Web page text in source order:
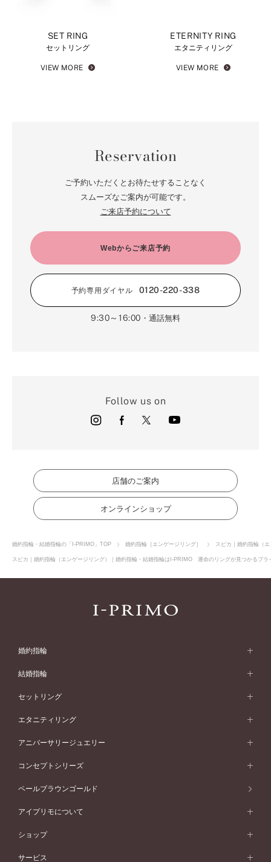
SET RING
セットリング
VIEW MORE
ETERNITY RING
エタニティリング
VIEW MORE
Reservation
ご予約いただくとお待たせすることなく
スムーズなご案内が可能です。
ご来店予約について
Webからご来店予約
予約専用ダイヤル 0120-220-338
9:30～16:00 ・通話無料
Follow us on
店舗のご案内
オンラインショップ
婚約指輪・結婚指輪の「I-PRIMO」TOP 婚約指輪［エンゲージリング］ スピカ｜婚約指輪（
スピカ｜婚約指輪（エンゲージリング）｜婚約指輪・結婚指輪はI-PRIMO 運命のリングが見つかるブ
婚約指輪
婚約指輪 (エンゲージリング)
婚約指輪一覧
ピンクゴールド
ペールブラウンゴールド
ウェーブライン
V字ライン
ワンサイドメレ
ダブルサイドメレ
フェミニン
モード
50万円台～
40万円台～
30万円台～
婚約指輪 人気ランキング
結婚指輪
結婚指輪 (マリッジリング)
結婚指輪一覧
ピンクゴールド
ペールブラウンゴールド
ウェーブライン
V字ライン
ワンメレ
セベラルメレ
フェミニン
モード
50万円～
40万円～50万円
セットリング
セットリング
セットリング一覧
ピンクゴールド
ペールブラウンゴールド
エタニティリング
エタニティリング
エタニティリング一覧
ピンクゴールド
ペールブラウンゴールド
アニバーサリージュエリー
アニバーサリージュエリー
アニバーサリージュエリー一覧
ファッションリング
ブレスレット
コンセプトシリーズ
コンセプトシリーズ
オリジンビリーフ
ペールブラウンゴールド
アイプリモについて
アイプリモについて
パーソナルハンド診断
ショップ
店舗一覧
サービス